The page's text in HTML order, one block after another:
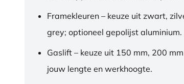
Framekleuren – keuze uit zwart,
grey; optioneel gepolijst aluminium.
Gaslift – keuze uit 150 mm, 200
jouw lengte en werkhoogte.